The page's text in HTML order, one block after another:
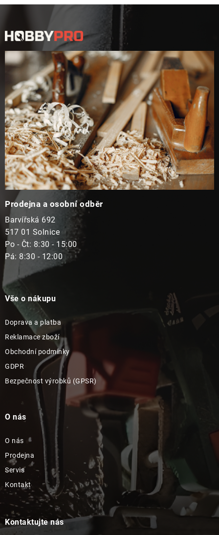
p
a
Prodejna a osobní odběr
Barvířská 692
517 01 Solnice
Po - Čt: 8:30 - 15:00
Pá: 8:30 - 12:00
Vše o nákupu
Doprava a platba
Reklamace zboží
Obchodní podmínky
GDPR
Bezpečnost výrobků (GPSR)
O nás
O nás
Prodejna
Servis
Kontakt
Kontaktujte nás